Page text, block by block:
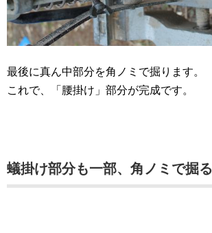
最後に真ん中部分を角ノミで掘ります。
これで、「腰掛け」部分が完成です。
蟻掛け部分も一部、角ノミで掘る